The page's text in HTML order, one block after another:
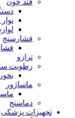
قند خون
فشارسنج
ترازو
رطوبت
بخور
ماساژور
دماسنج
تجهیزات پزشکی